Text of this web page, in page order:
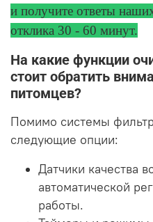
и получите ответы
отклика 30 - 60 минут.
На какие функции
стоит обратить
питомцев?
Помимо системы
следующие опции:
Датчики качества
автоматической
работы.